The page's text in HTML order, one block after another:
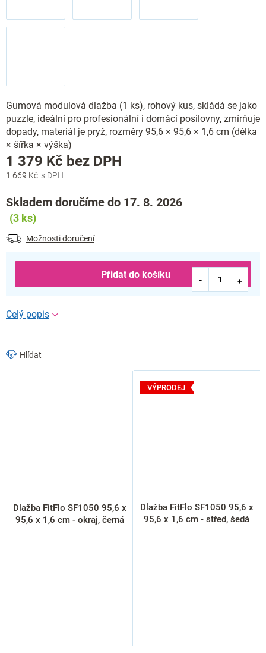
Gumová modulová dlažba (1 ks), rohový kus, skládá se jako
puzzle, ideální pro profesionální i domácí posilovny, zmírňuje
dopady, materiál je pryž, rozměry 95,6 × 95,6 × 1,6 cm (délka
× šířka × výška)
1 669 Kč
1 379 Kč bez DPH
Skladem doručíme do 17. 8. 2026
(3 ks)
Možnosti doručení
Přidat do košíku
Hlídat
Dlažba FitFlo SF1050 95,6 x
95,6 x 1,6 cm - okraj, černá
VÝPRODEJ
Dlažba FitFlo SF1050 95,6 x
95,6 x 1,6 cm - střed, šedá